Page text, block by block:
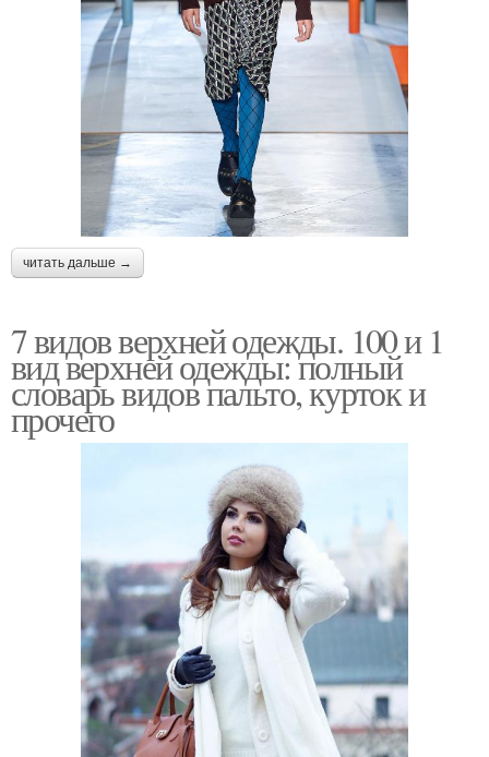
читать дальше →
7 видов верхней одежды. 100 и 1
вид верхней одежды: полный
словарь видов пальто, курток и
прочего